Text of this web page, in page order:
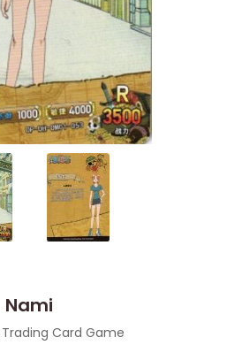
Nami
Card Game